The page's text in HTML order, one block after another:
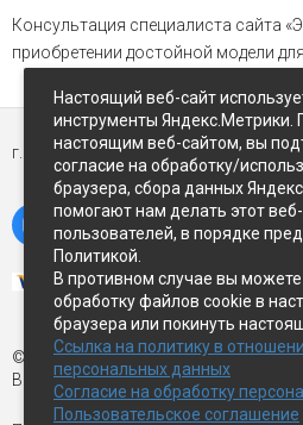
Консультация специалиста сайта
приобретении достойной модели для
г. Петропавловск-Камчатский,ул
© Экспострой, 2026 г.
Все права защищены
Настоящий веб-сайт
инструменты Яндекс.Метрики.
настоящим веб-сайтом, вы
согласие на обработку/
браузера, сбора данных
помогают нам делать этот
пользователей, в порядке
Политикой.
В противном случае вы
обработку файлов cookie в
браузера или покинуть
Ссылка на политику в
персональных данных
Согласие на обработку
Пользовательское соглашение